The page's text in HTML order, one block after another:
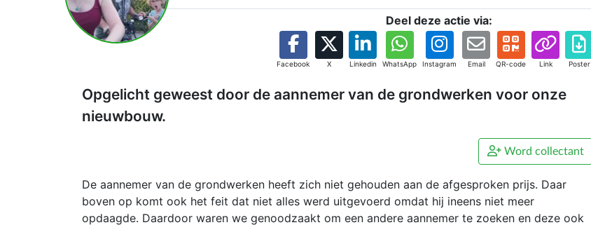
Deel deze actie via:
Facebook X Linkedin WhatsApp Instagram Email QR-code Link Poster
Opgelicht geweest door de aannemer van de grondwerken voor onze
nieuwbouw.
Word collectant
De aannemer van de grondwerken heeft zich niet gehouden aan de afgesproken prijs. Daar
boven op komt ook het feit dat niet alles werd uitgevoerd omdat hij ineens niet meer
opdaagde. Daardoor waren we genoodzaakt om een andere aannemer te zoeken en deze ook